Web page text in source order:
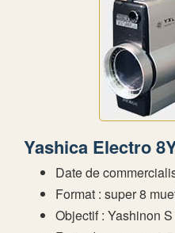
Yashica Electro
Date de
Format : super 8
Objectif : Yashinon